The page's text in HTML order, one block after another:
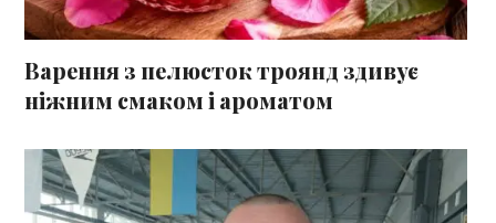
Варення з пелюсток троянд здивує
ніжним смаком і ароматом